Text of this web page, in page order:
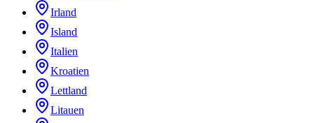
Irland
Island
Italien
Kroatien
Lettland
Litauen